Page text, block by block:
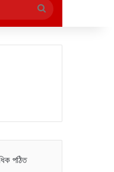
এখানে
খুঁজুন
পঠিত